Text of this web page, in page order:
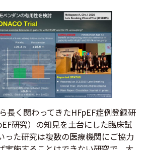
長く関わってきたHFpEF症例登録研
研究）の知見を土台にした臨床試
った研究は複数の医療機関にご協力